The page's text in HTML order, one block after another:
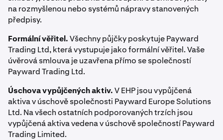
Průběh výpůjčky v aplikaci:
Na obrazovce
tlačítka rychlé volby neboposuvníkpro nastavení
částky; vášlimitse zobrazí nad polem
na rozmyšlenou nebo systémů nápravy stanovených
předpisy.
Formální věřitel.Všechny půjčky poskytuje Payward
Trading Ltd, která vystupuje jako formální věřitel. Vaše
úvěrová smlouva je uzavřena přímo se společností
Payward Trading Ltd.
Úschova vypůjčených aktiv.V EHP jsou vypůjčená
aktiva v úschově společnosti Payward Europe Solutions
Ltd. Na všech ostatních podporovaných trzích jsou
vypůjčená aktiva vedena v úschově společností Payward
Trading Limited.